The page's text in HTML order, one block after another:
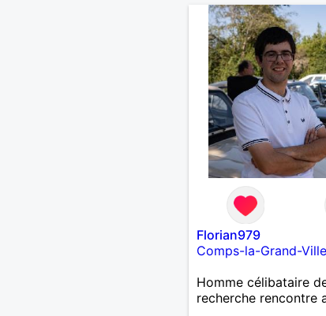
Florian979
Comps-la-Grand-Ville
Homme célibataire
recherche rencontre